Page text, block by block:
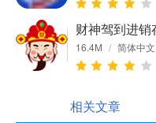
财神驾到进销
16.4M / 简体中文
相关文章